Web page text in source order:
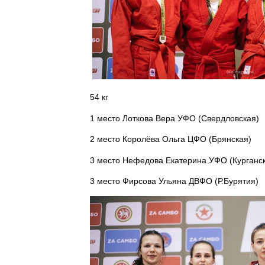
54 кг
1 место Лоткова Вера УФО (Свердловская)
2 место Королёва Ольга ЦФО (Брянская)
3 место Нефедова Екатерина УФО
3 место Фирсова Ульяна ДВФО (Р.Бурятия)